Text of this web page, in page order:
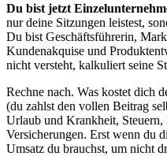
Du bist jetzt
nur deine Sitzungen leistest,
Du bist Geschäftsführerin,
Kundenakquise und
nicht versteht, kalkuliert seine
Rechne nach. Was kostet dich
(du zahlst den vollen Beitrag
Urlaub und Krankheit,
Versicherungen. Erst wenn du
Umsatz du brauchst, um nicht